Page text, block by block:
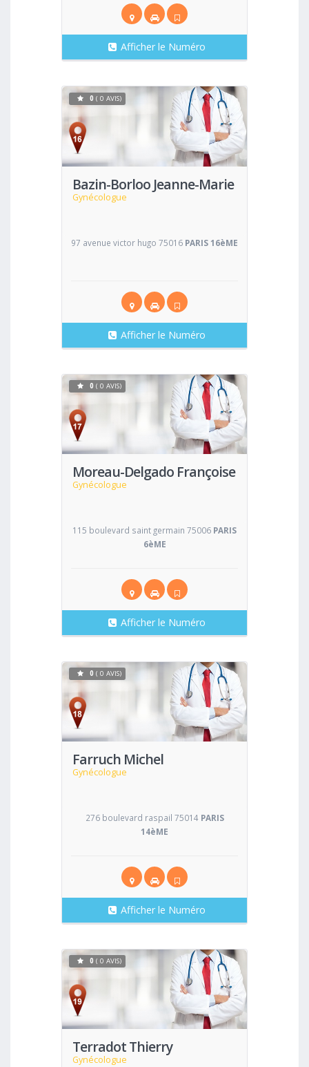
Afficher le Numéro
Bazin-Borloo Jeanne-Marie
Gynécologue
Voir
0 ( 0 AVIS)
97 avenue victor hugo 75016 PARIS 16èME
Afficher le Numéro
Moreau-Delgado Françoise
Gynécologue
Voir
0 ( 0 AVIS)
115 boulevard saint germain 75006 PARIS
6èME
Afficher le Numéro
Farruch Michel
Gynécologue
Voir
0 ( 0 AVIS)
276 boulevard raspail 75014 PARIS
14èME
Afficher le Numéro
Terradot Thierry
Gynécologue
Voir
0 ( 0 AVIS)